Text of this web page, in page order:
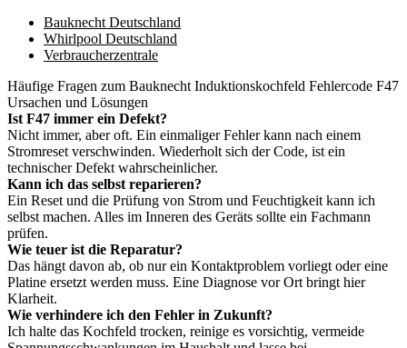
Bauknecht Deutschland
Whirlpool Deutschland
Verbraucherzentrale
Häufige Fragen zum Bauknecht Induktionskochfeld Fehlercode F47
Ursachen und Lösungen
Ist F47 immer ein Defekt?
Nicht immer, aber oft. Ein einmaliger Fehler kann nach einem
Stromreset verschwinden. Wiederholt sich der Code, ist ein
technischer Defekt wahrscheinlicher.
Kann ich das selbst reparieren?
Ein Reset und die Prüfung von Strom und Feuchtigkeit kann ich
selbst machen. Alles im Inneren des Geräts sollte ein Fachmann
prüfen.
Wie teuer ist die Reparatur?
Das hängt davon ab, ob nur ein Kontaktproblem vorliegt oder eine
Platine ersetzt werden muss. Eine Diagnose vor Ort bringt hier
Klarheit.
Wie verhindere ich den Fehler in Zukunft?
Ich halte das Kochfeld trocken, reinige es vorsichtig, vermeide